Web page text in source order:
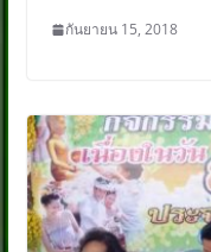
กันยายน 15, 2018